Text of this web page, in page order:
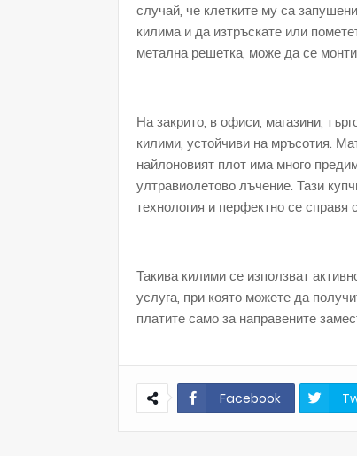
случай, че клетките му са
килима и да изтръскате или
метална решетка, може да се
На закрито, в офиси, магазини,
килими, устойчиви на мръсотия.
найлоновият плот има много
ултравиолетово лъчение. Тази
технология и перфектно се справя
Такива килими се използват
услуга, при която можете да
платите само за направените
Facebook